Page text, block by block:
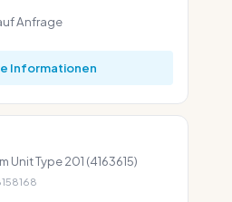
Anfrage
Informationen
Unit Type 201 (4163615)